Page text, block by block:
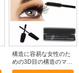
構造に容易な女性のた
めの3D目の構造のマス
カラのまつげ延長